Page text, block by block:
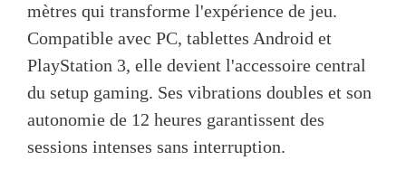
mètres qui transforme l'expérience de jeu.
Compatible avec PC, tablettes Android et
PlayStation 3, elle devient l'accessoire central
du setup gaming. Ses vibrations doubles et son
autonomie de 12 heures garantissent des
sessions intenses sans interruption.